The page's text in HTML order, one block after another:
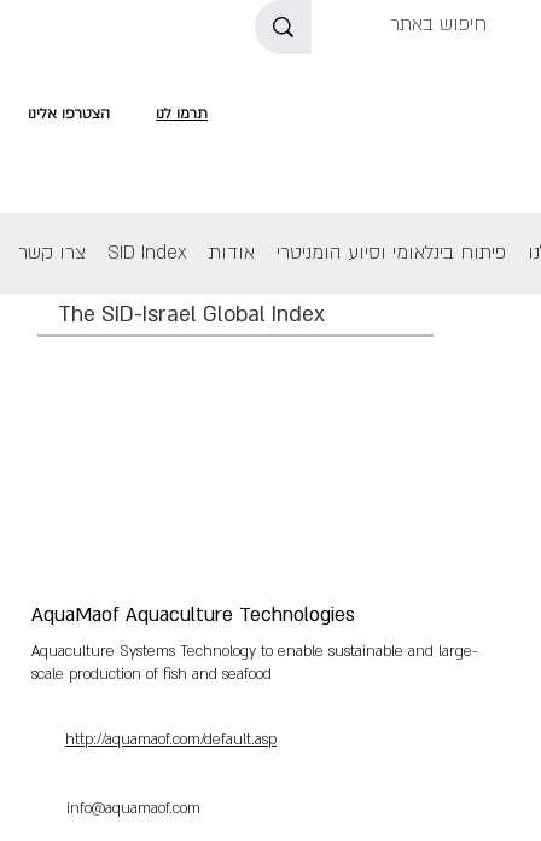
פיתוח בינלאומי וסיוע הומניטרי אודות SID Index צרו קשר
הצטרפו אלינו תרמו לנו
The SID-Israel Global Index
AquaMaof Aquaculture Technologies
Aquaculture Systems Technology to enable sustainable and large-
scale production of fish and seafood
http://aquamaof.com/default.asp
info@aquamaof.com